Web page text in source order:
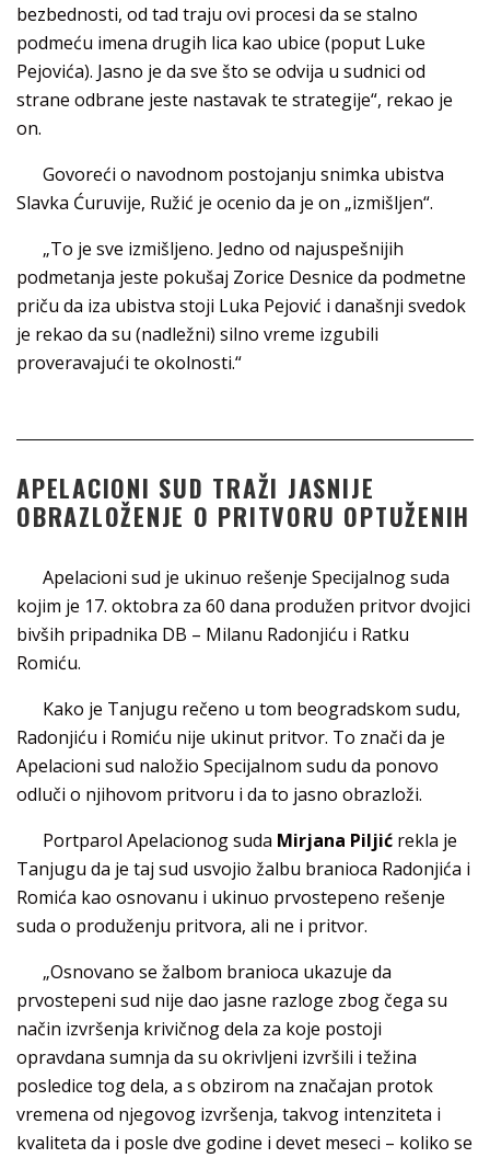
bezbednosti, od tad traju ovi procesi da se stalno
podmeću imena drugih lica kao ubice (poput Luke
Pejovića). Jasno je da sve što se odvija u sudnici od
strane odbrane jeste nastavak te strategije“, rekao je
on.
Govoreći o navodnom postojanju snimka ubistva
Slavka Ćuruvije, Ružić je ocenio da je on „izmišljen“.
„To je sve izmišljeno. Jedno od najuspešnijih
podmetanja jeste pokušaj Zorice Desnice da podmetne
priču da iza ubistva stoji Luka Pejović i današnji svedok
je rekao da su (nadležni) silno vreme izgubili
proveravajući te okolnosti.“
APELACIONI SUD TRAŽI JASNIJE
OBRAZLOŽENJE O PRITVORU OPTUŽENIH
Apelacioni sud je ukinuo rešenje Specijalnog suda
kojim je 17. oktobra za 60 dana produžen pritvor dvojici
bivših pripadnika DB – Milanu Radonjiću i Ratku
Romiću.
Kako je Tanjugu rečeno u tom beogradskom sudu,
Radonjiću i Romiću nije ukinut pritvor. To znači da je
Apelacioni sud naložio Specijalnom sudu da ponovo
odluči o njihovom pritvoru i da to jasno obrazloži.
Portparol Apelacionog suda Mirjana Piljić rekla je
Tanjugu da je taj sud usvojio žalbu branioca Radonjića i
Romića kao osnovanu i ukinuo prvostepeno rešenje
suda o produženju pritvora, ali ne i pritvor.
„Osnovano se žalbom branioca ukazuje da
prvostepeni sud nije dao jasne razloge zbog čega su
način izvršenja krivičnog dela za koje postoji
opravdana sumnja da su okrivljeni izvršili i težina
posledice tog dela, a s obzirom na značajan protok
vremena od njegovog izvršenja, takvog intenziteta i
kvaliteta da i posle dve godine i devet meseci – koliko se